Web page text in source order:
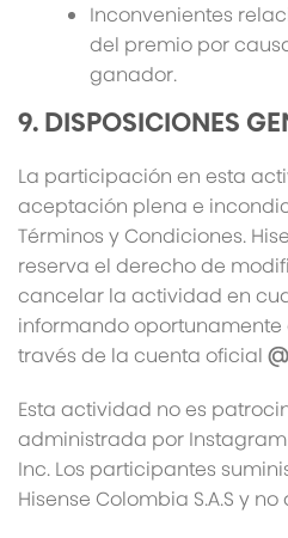
Inconvenientes
del premio por
ganador.
9. DISPOSICIONES
La participación en esta
aceptación plena e
Términos y Condiciones.
reserva el derecho de
cancelar la actividad en
informando
través de la cuenta oficial
Esta actividad no es
administrada por
Inc. Los participantes
Hisense Colombia S.A.S y